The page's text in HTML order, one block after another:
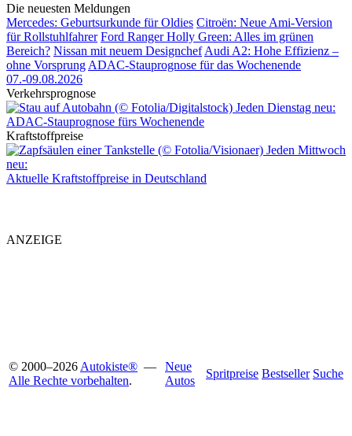
Die neuesten Meldungen
Mercedes: Geburtsurkunde für Oldies Citroën: Neue Ami-Version
für Rollstuhlfahrer Ford Ranger Holly Green: Alles im grünen
Bereich? Nissan mit neuem Designchef Audi A2: Hohe Effizienz –
ohne Vorsprung ADAC-Stauprognose für das Wochenende
07.-09.08.2026
Verkehrsprognose
Jeden Dienstag neu:
ADAC-Stauprognose fürs Wochenende
Kraftstoffpreise
Jeden Mittwoch
neu:
Aktuelle Kraftstoffpreise in Deutschland
ANZEIGE
© 2000–2026 Autokiste® —
Alle Rechte vorbehalten.
Neue
Autos
Spritpreise Bestseller Suche